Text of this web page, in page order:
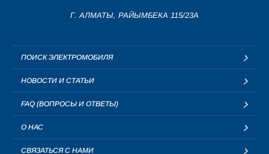
Г. АЛМАТЫ, РАЙЫМБЕКА 115/23A
ПОИСК ЭЛЕКТРОМОБИЛЯ
НОВОСТИ И СТАТЬИ
FAQ (ВОПРОСЫ И ОТВЕТЫ)
О НАС
СВЯЗАТЬСЯ С НАМИ